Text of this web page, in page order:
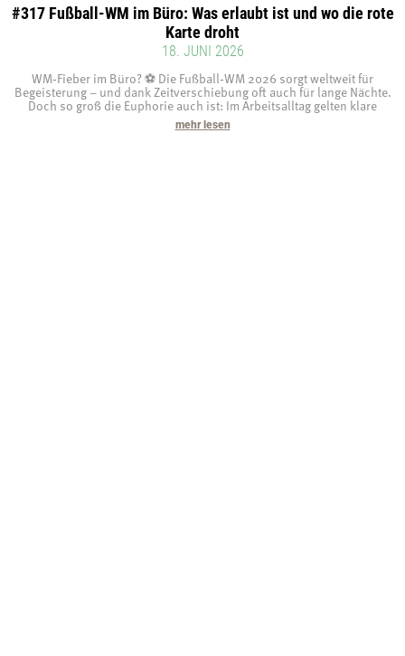
#317 Fußball-WM im Büro: Was erlaubt ist und wo die rote
Karte droht
18. JUNI 2026
WM‑Fieber im Büro? ⚽ Die Fußball‑WM 2026 sorgt weltweit für
Begeisterung – und dank Zeitverschiebung oft auch für lange Nächte.
Doch so groß die Euphorie auch ist: Im Arbeitsalltag gelten klare
mehr lesen